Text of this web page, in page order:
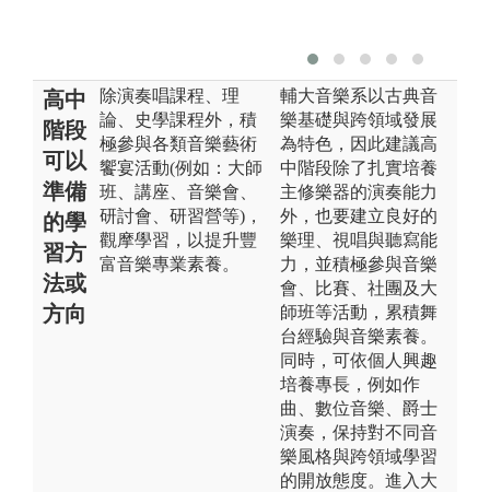
高中
階段
可以
準備
的學
習方
法或
方向
除演奏唱課程、理
論、史學課程外，積
極參與各類音樂藝術
饗宴活動(例如：大師
班、講座、音樂會、
研討會、研習營等)，
觀摩學習，以提升豐
富音樂專業素養。
輔大音樂系以古典音
樂基礎與跨領域發展
為特色，因此建議高
中階段除了扎實培養
主修樂器的演奏能力
外，也要建立良好的
樂理、視唱與聽寫能
力，並積極參與音樂
會、比賽、社團及大
師班等活動，累積舞
台經驗與音樂素養。
同時，可依個人興趣
培養專長，例如作
曲、數位音樂、爵士
演奏，保持對不同音
樂風格與跨領域學習
的開放態度。進入大